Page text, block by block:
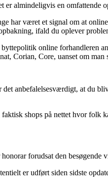
er almindeligvis en omfattende
har været et signal om at
ifald du oplever
online forhandleren
Corian, Core, uanset om man
anbefalelsesværdigt, at du
shops på nettet hvor folk
forudsat den besøgende
er udført siden sidste